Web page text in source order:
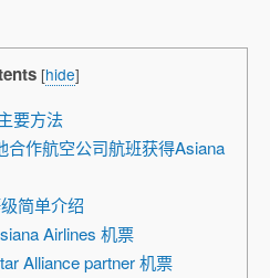
[hide]
要方法
合作航空公司航班获得Asiana
简单介绍
Airlines 机票
Alliance partner 机票